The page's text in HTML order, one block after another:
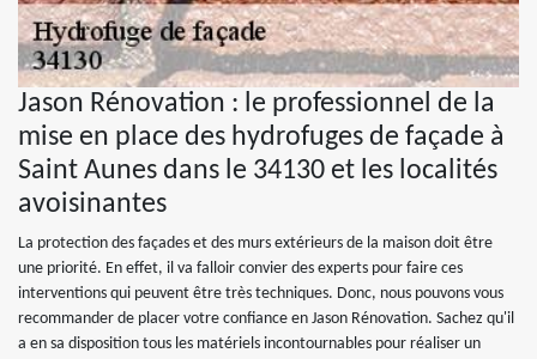
Jason Rénovation : le professionnel de la
mise en place des hydrofuges de façade à
Saint Aunes dans le 34130 et les localités
avoisinantes
La protection des façades et des murs extérieurs de la maison doit être
une priorité. En effet, il va falloir convier des experts pour faire ces
interventions qui peuvent être très techniques. Donc, nous pouvons vous
recommander de placer votre confiance en Jason Rénovation. Sachez qu'il
a en sa disposition tous les matériels incontournables pour réaliser un